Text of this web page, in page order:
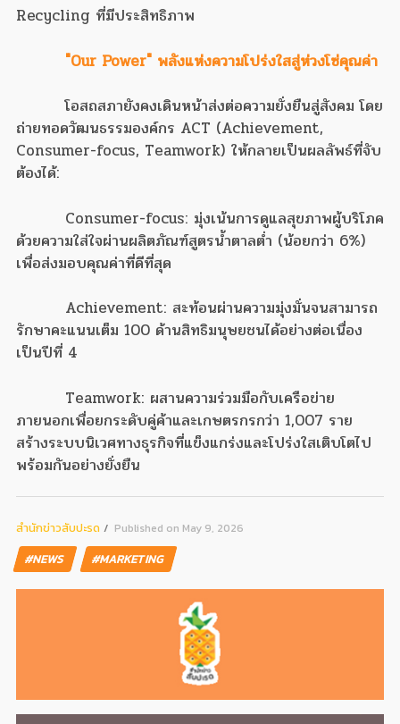
Recycling ที่มีประสิทธิภาพ
"Our Power" พลังแห่งความโปร่งใสสู่ห่วงโซ่คุณค่า
โอสถสภายังคงเดินหน้าส่งต่อความยั่งยืนสู่สังคม โดย
ถ่ายทอดวัฒนธรรมองค์กร ACT (Achievement,
Consumer-focus, Teamwork) ให้กลายเป็นผลลัพธ์ที่จับ
ต้องได้:
Consumer-focus: มุ่งเน้นการดูแลสุขภาพผู้บริโภค
ด้วยความใส่ใจผ่านผลิตภัณฑ์สูตรน้ำตาลต่ำ (น้อยกว่า 6%)
เพื่อส่งมอบคุณค่าที่ดีที่สุด
Achievement: สะท้อนผ่านความมุ่งมั่นจนสามารถ
รักษาคะแนนเต็ม 100 ด้านสิทธิมนุษยชนได้อย่างต่อเนื่อง
เป็นปีที่ 4
Teamwork: ผสานความร่วมมือกับเครือข่าย
ภายนอกเพื่อยกระดับคู่ค้าและเกษตรกรกว่า 1,007 ราย
สร้างระบบนิเวศทางธุรกิจที่แข็งแกร่งและโปร่งใสเติบโตไป
พร้อมกันอย่างยั่งยืน
สํานักข่าวสับปะรด Published on May 9, 2026
#NEWS #MARKETING